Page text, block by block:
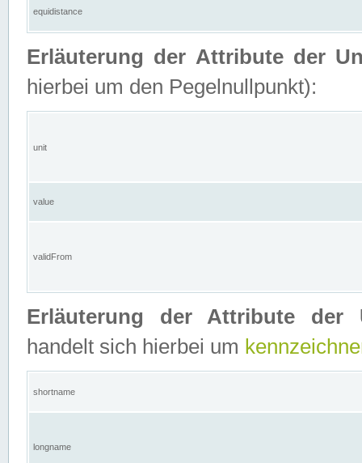
equidistance
Erläuterung der Attribute der
hierbei um den Pegelnullpunkt):
unit
value
validFrom
Erläuterung der Attribute der
handelt sich hierbei um
shortname
longname